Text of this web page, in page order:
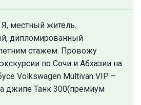
местный житель.
дипломированный
стажем. Провожу
по Сочи и Абхазии на
Volkswagen Multivan VIP –
джипе Танк 300(премиум